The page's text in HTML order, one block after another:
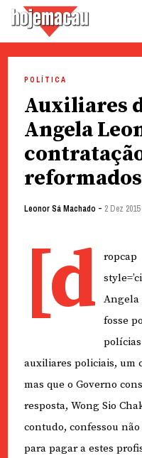
content
POLÍTICA
Auxiliares
Angela
reformados
Leonor Sá Machado - 2 Dez 2015
[d
ropcap
Angela
fosse
auxiliares policiais, um
mas que o Governo
resposta, Wong Sio
contudo, confessou
para pagar a estes